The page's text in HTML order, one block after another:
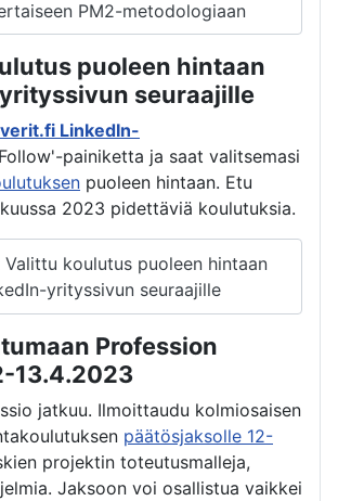
PM2-metodologiaan
puoleen hintaan
seuraajille
LinkedIn-
painiketta ja saat valitsemasi
puoleen hintaan. Etu
2023 pidettäviä koulutuksia.
Valittu koulutus puoleen hintaan
yrityssivun seuraajille
Profession
13.4.2023
jatkuu. Ilmoittaudu kolmiosaisen
päätösjaksolle 12-
projektin toteutusmalleja,
Jaksoon voi osallistua vaikkei